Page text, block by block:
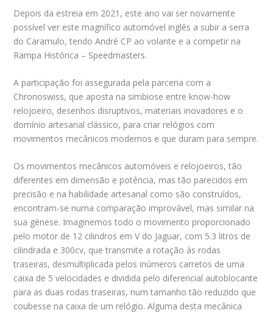
Depois da estreia em 2021, este ano vai ser novamente
possível ver este magnífico automóvel inglês a subir a serra
do Caramulo, tendo André CP ao volante e a competir na
Rampa Histórica – Speedmasters.
A participação foi assegurada pela parceria com a
Chronoswiss, que aposta na simbiose entre know-how
relojoeiro, desenhos disruptivos, materiais inovadores e o
domínio artesanal clássico, para criar relógios com
movimentos mecânicos modernos e que duram para sempre.
Os movimentos mecânicos automóveis e relojoeiros, tão
diferentes em dimensão e potência, mas tão parecidos em
precisão e na habilidade artesanal como são construídos,
encontram-se numa comparação improvável, mas similar na
sua génese. Imaginemos todo o movimento proporcionado
pelo motor de 12 cilindros em V do Jaguar, com 5.3 litros de
cilindrada e 300cv, que transmite a rotação às rodas
traseiras, desmultiplicada pelos inúmeros carretos de uma
caixa de 5 velocidades e dividida pelo diferencial autoblocante
para as duas rodas traseiras, num tamanho tão reduzido que
coubesse na caixa de um relógio. Alguma desta mecânica